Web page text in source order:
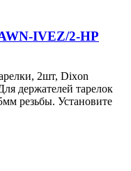
IVEZ/2-HP
2шт, Dixon
держателей тарелок
резьбы. Установите